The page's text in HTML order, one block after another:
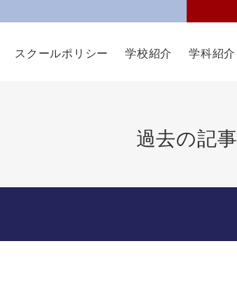
スクールポリシー 学校紹介 学科紹介
過去の記事